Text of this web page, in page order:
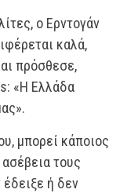
ο Ερντογάν
καλά,
πρόσθεσε,
«Η Ελλάδα
μπορεί κάποιος
τους
ή δεν